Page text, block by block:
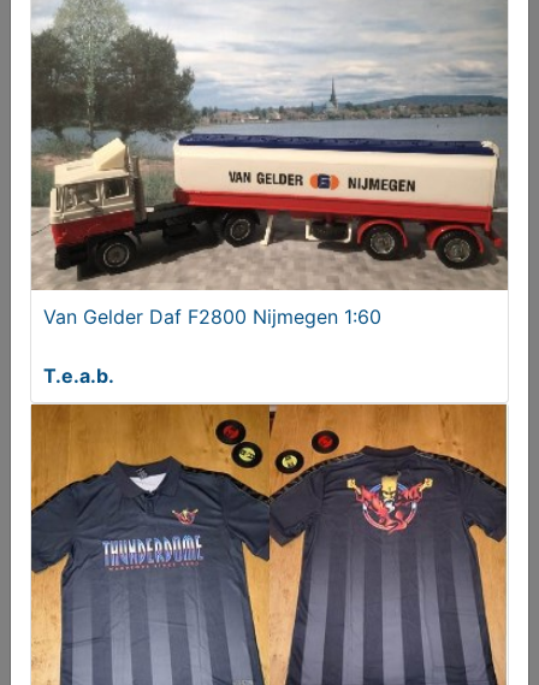
High School Musical 3 Puzzel
€ 4,95
DECORATIEVE HOLLANDSE MELKEMMER
€ 57,50
Van Gelder Daf F2800 Nijmegen 1:60
T.e.a.b.